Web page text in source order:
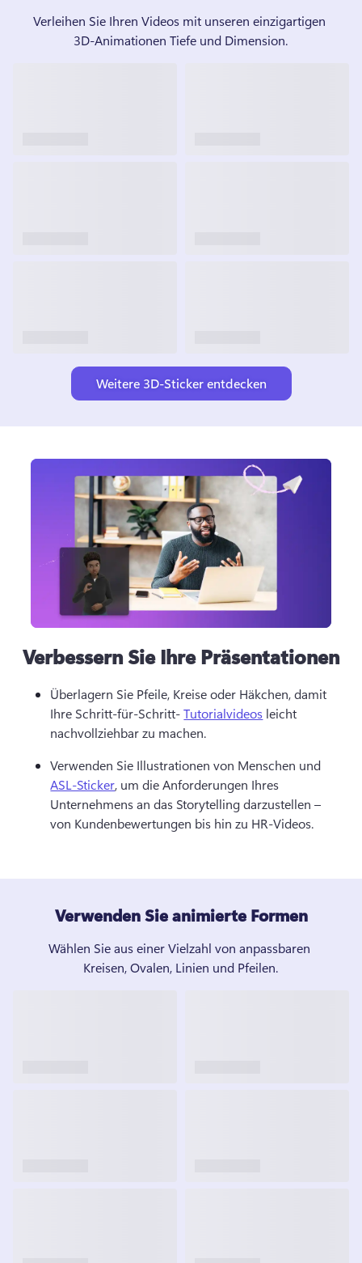
Verleihen Sie Ihren Videos mit unseren einzigartigen
3D-Animationen Tiefe und Dimension.
Weitere 3D-Sticker entdecken
Verbessern Sie Ihre Präsentationen
Überlagern Sie Pfeile, Kreise oder Häkchen, damit
Ihre Schritt-für-Schritt- Tutorialvideos leicht
nachvollziehbar zu machen.
Verwenden Sie Illustrationen von Menschen und
ASL-Sticker, um die Anforderungen Ihres
Unternehmens an das Storytelling darzustellen –
von Kundenbewertungen bis hin zu HR-Videos.
Verwenden Sie animierte Formen
Wählen Sie aus einer Vielzahl von anpassbaren
Kreisen, Ovalen, Linien und Pfeilen.